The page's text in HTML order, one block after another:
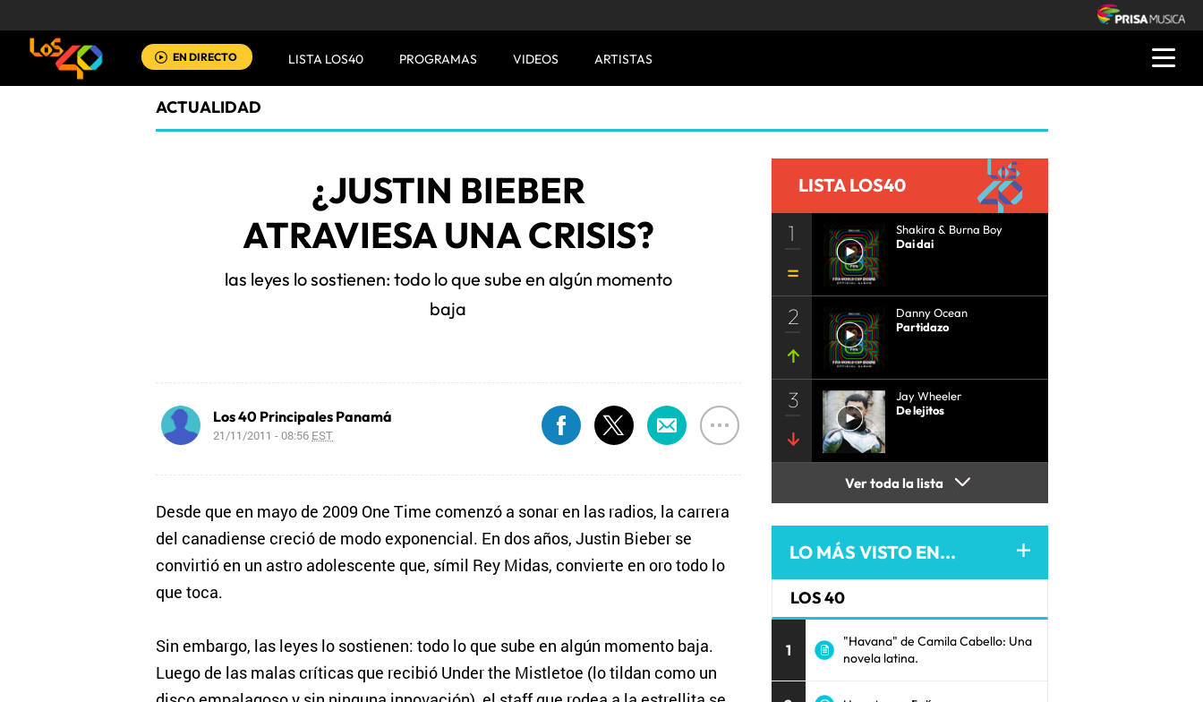
EN DIRECTO LISTA LOS40 PROGRAMAS VIDEOS ARTISTAS
ACTUALIDAD
¿JUSTIN BIEBER
ATRAVIESA UNA CRISIS?
las leyes lo sostienen: todo lo que sube en algún momento
baja
Los 40 Principales Panamá
21/11/2011 - 08:56 EST
Desde que en mayo de 2009 One Time comenzó a sonar en las radios, la carrera
del canadiense creció de modo exponencial. En dos años, Justin Bieber se
convirtió en un astro adolescente que, símil Rey Midas, convierte en oro todo lo
que toca.
Sin embargo, las leyes lo sostienen: todo lo que sube en algún momento baja.
Luego de las malas críticas que recibió Under the Mistletoe (lo tildan como un
LISTA LOS40
1
Shakira & Burna Boy
Dai dai
2
Danny Ocean
Partidazo
3
Jay Wheeler
De lejitos
Ver toda la lista
LO MÁS VISTO EN...
LOS 40
1
"Havana" de Camila Cabello: Una
novela latina.